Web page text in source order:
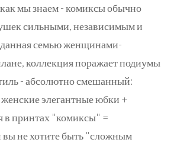
мы знаем - комиксы обычно
сильными, независимым и
семью женщинами-
коллекция поражает подиумы
- абсолютно смешанный:
элегантные юбки +
в принтах "комиксы" =
вы не хотите быть "сложным